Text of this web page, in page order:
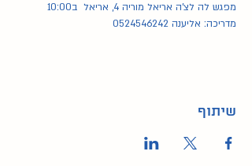
מדריכה: אליענה 0524546242
שיתוף